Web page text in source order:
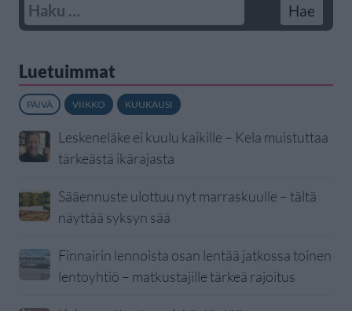
Luetuimmat
PÄIVÄ VIIKKO KUUKAUSI
Leskeneläke ei kuulu kaikille – Kela muistuttaa
tärkeästä ikärajasta
Sääennuste ulottuu nyt marraskuulle – tältä
näyttää syksyn sää
Finnairin lennoista osan lentää jatkossa toinen
lentoyhtiö – matkustajille tärkeä rajoitus